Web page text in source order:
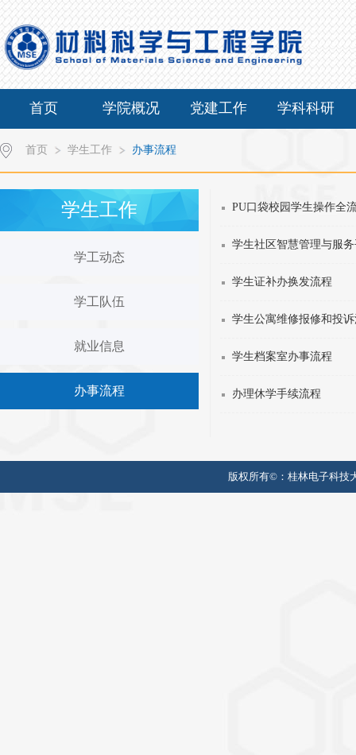
首页 学院概况 党建工作 学科科研
首页 学生工作 办事流程
学生工作
学工动态
学工队伍
就业信息
办事流程
PU口袋校园学生操作全
学生社区智慧管理与服
学生证补办换发流程
学生公寓维修报修和投
学生档案室办事流程
办理休学手续流程
版权所有©： 桂林电子科技